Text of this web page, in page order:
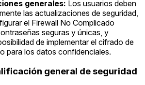
generales: Los usuarios deben
las actualizaciones de seguridad,
el Firewall No Complicado
seguras y únicas, y
de implementar el cifrado de
para los datos confidenciales.
general de seguridad